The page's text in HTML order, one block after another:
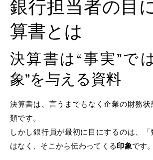
銀行担当者の目
算書とは
決算書は“事実”で
象”を与える資料
決算書は、言うまでもなく企業の財務
類です。
しかし銀行員が最初に目にするのは、
はなく、そこから伝わってくる印象です。